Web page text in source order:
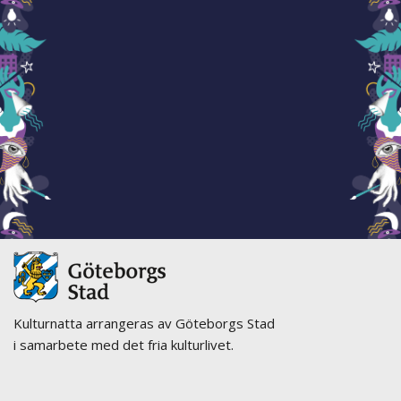
Kulturnatta arrangeras av Göteborgs Stad
i samarbete med det fria kulturlivet.